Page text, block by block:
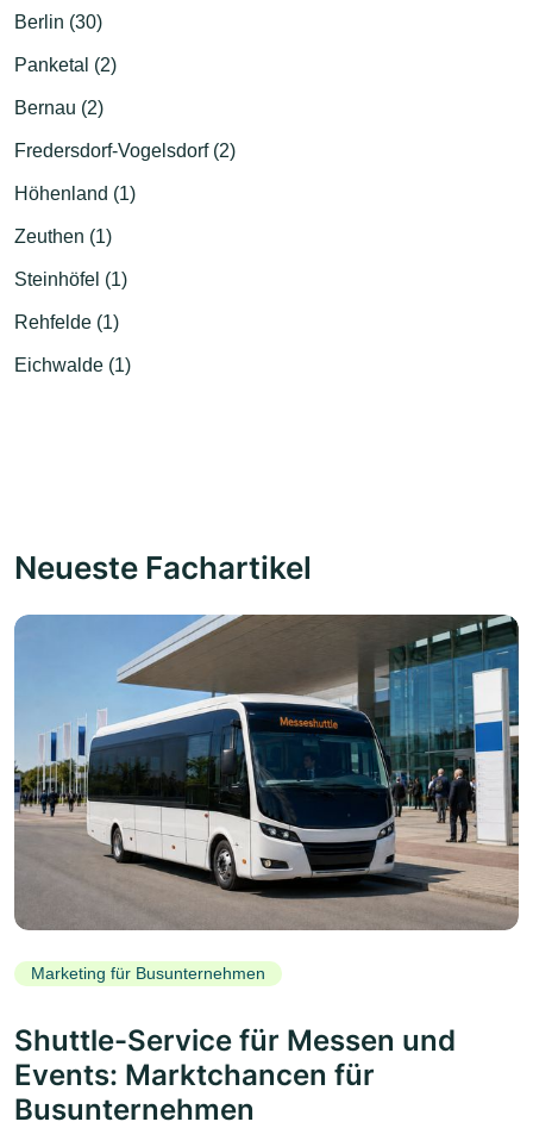
Berlin (30)
Panketal (2)
Bernau (2)
Fredersdorf-Vogelsdorf (2)
Höhenland (1)
Zeuthen (1)
Steinhöfel (1)
Rehfelde (1)
Eichwalde (1)
Neueste Fachartikel
Marketing für Busunternehmen
Shuttle-Service für Messen und
Events: Marktchancen für
Busunternehmen